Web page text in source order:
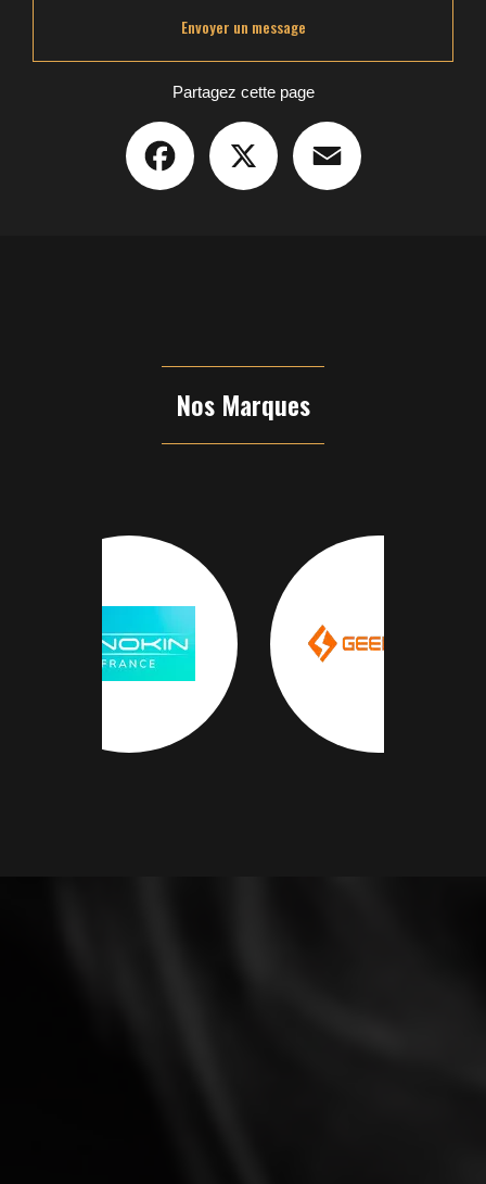
Envoyer un message
Partagez cette page
Facebook
Nos Marques